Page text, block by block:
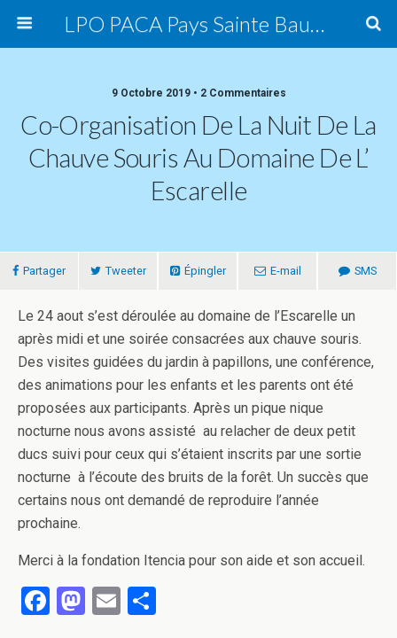
LPO PACA Pays Sainte Baume, groupe local
9 Octobre 2019 • 2 Commentaires
Co-Organisation De La Nuit De La
Chauve Souris Au Domaine De L’
Escarelle
Partager Tweeter Épingler E-mail SMS
Le 24 aout s’est déroulée au domaine de l’Escarelle un
après midi et une soirée consacrées aux chauve souris.
Des visites guidées du jardin à papillons, une conférence,
des animations pour les enfants et les parents ont été
proposées aux participants. Après un pique nique
nocturne nous avons assisté au relacher de deux petit
ducs suivi pour ceux qui s’étaient inscrits par une sortie
nocturne à l’écoute des bruits de la forêt. Un succès que
certains nous ont demandé de reproduire l’année
prochaine.
Merci à la fondation Itencia pour son aide et son accueil.
F
M E